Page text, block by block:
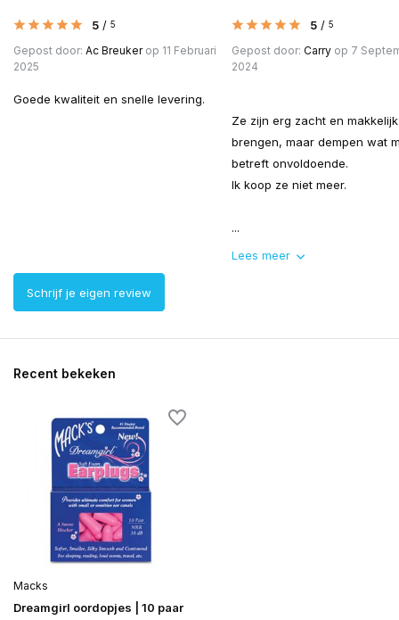
5 / 5
Gepost door: Ac Breukerop 11 Februari
2025
Goede kwaliteit en snelle levering.
5 / 5
Gepost door: Carry op 7
2024
Ze zijn erg zacht en
brengen, maar dempen wat
betreft onvoldoende.
Ik koop ze niet meer.
...
Lees meer
Schrijf je eigen review
Recent bekeken
Macks
Dreamgirl oordopjes | 10 paar